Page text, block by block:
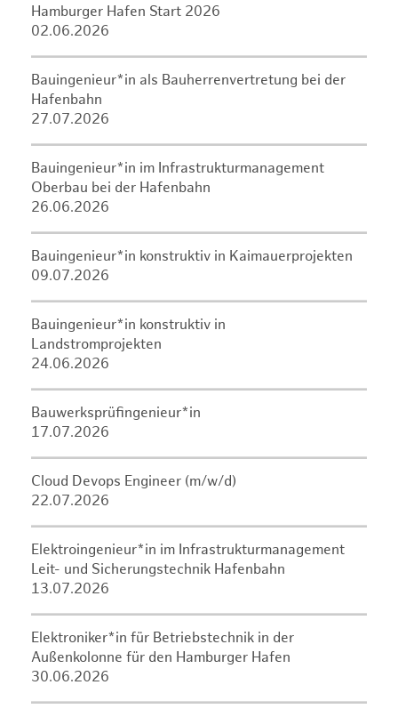
Hamburger Hafen Start 2026
02.06.2026
Bauingenieur*in als Bauherrenvertretung bei der
Hafenbahn
27.07.2026
Bauingenieur*in im Infrastrukturmanagement
Oberbau bei der Hafenbahn
26.06.2026
Bauingenieur*in konstruktiv in Kaimauerprojekten
09.07.2026
Bauingenieur*in konstruktiv in
Landstromprojekten
24.06.2026
Bauwerksprüfingenieur*in
17.07.2026
Cloud Devops Engineer (m/w/d)
22.07.2026
Elektroingenieur*in im Infrastrukturmanagement
Leit- und Sicherungstechnik Hafenbahn
13.07.2026
Elektroniker*in für Betriebstechnik in der
Außenkolonne für den Hamburger Hafen
30.06.2026